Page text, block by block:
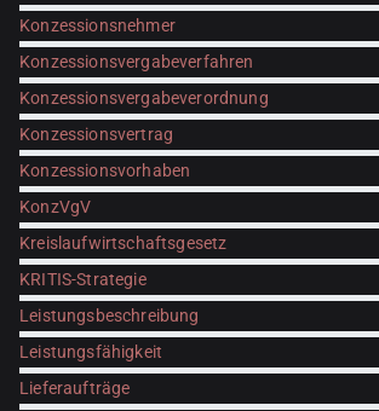
Konzessionsnehmer
Konzessionsvergabeverfahren
Konzessionsvergabeverordnung
Konzessionsvertrag
Konzessionsvorhaben
KonzVgV
Kreislaufwirtschaftsgesetz
KRITIS-Strategie
Leistungsbeschreibung
Leistungsfähigkeit
Lieferaufträge